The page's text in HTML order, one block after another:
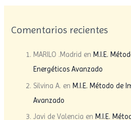
Comentarios recientes
MARILO .Madrid en M.I.E.
Energéticos Avanzado
Silvina A. enM.I.E. Método de
Avanzado
Javi de Valencia en M.I.E.